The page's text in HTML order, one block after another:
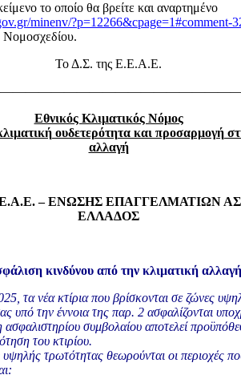
το οποίο θα βρείτε και αναρτημένο
minenv/?p=12266&cpage=1#comment-
Νομοσχεδίου.
Το Δ.Σ. της Ε.Ε.Α.Ε.
Εθνικός Κλιματικός Νόμος
ουδετερότητα και προσαρμογή
αλλαγή
– ΕΝΩΣΗΣ ΕΠΑΓΓΕΛΜΑΤΙΩΝ
ΕΛΛΑΔΟΣ
κινδύνου από την κλιματική αλλαγή
τα νέα κτίρια που βρίσκονται σε ζώνες
υπό την έννοια της παρ. 2 ασφαλίζονται
συμβολαίου αποτελεί
του κτιρίου.
τρωτότητας θεωρούνται οι περιοχές